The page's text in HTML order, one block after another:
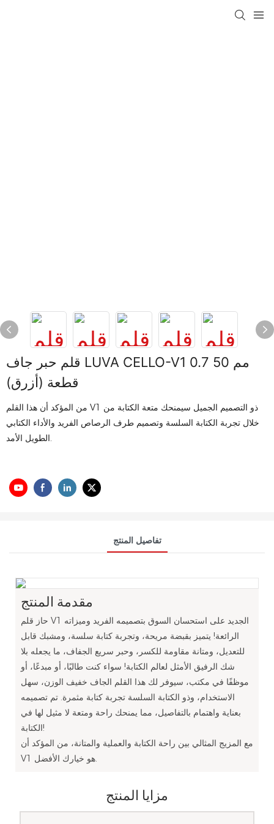
قلم حبر جاف LUVA CELLO-V1 0.7 مم 50
قطعة (أزرق)
من المؤكد أن هذا القلم V1 ذو التصميم الجميل سيمنحك متعة الكتابة من
خلال تجربة الكتابة السلسة وتصميم طرف الرصاص الفريد والأداء الكتابي
الطويل الأمد.
تفاصيل المنتج
مقدمة المنتج
حاز قلم V1 الجديد على استحسان السوق بتصميمه الفريد وميزاته
الرائعة! يتميز بقبضة مريحة، وتجربة كتابة سلسة، ومشبك قابل
للتعديل، ومتانة مقاومة للكسر، وحبر سريع الجفاف، ما يجعله بلا
شك الرفيق الأمثل لعالم الكتابة! سواء كنت طالبًا، أو مبدعًا، أو
موظفًا في مكتب، سيوفر لك هذا القلم الجاف خفيف الوزن، سهل
الاستخدام، وذو الكتابة السلسة تجربة كتابة مثمرة. تم تصميمه
بعناية واهتمام بالتفاصيل، مما يمنحك راحة ومتعة لا مثيل لها في
الكتابة!
مع المزيج المثالي بين راحة الكتابة والعملية والمتانة، من المؤكد أن
V1 هو خيارك الأفضل.
مزايا المنتج